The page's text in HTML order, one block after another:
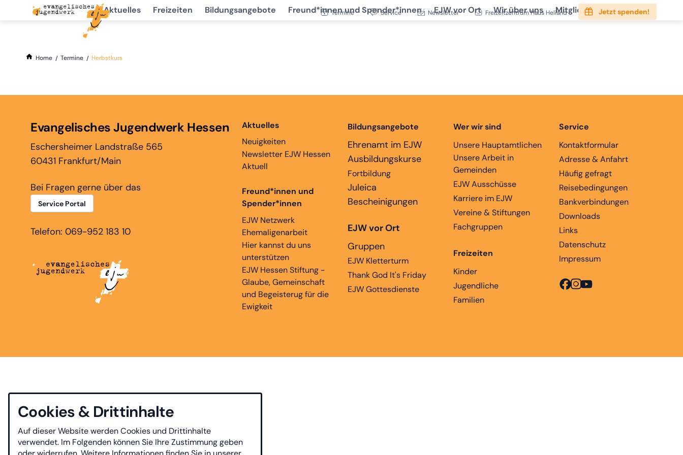
Termine Service Newsletter Freizeitzentrum Haus Heliand Jetzt spenden!
Aktuelles Freizeiten Bildungsangebote Freund*innen und Spender*innen EJW vor Ort Wir über uns Mitgliedschaft Service
Home Termine Herbstkurs
Evangelisches Jugendwerk Hessen
Eschersheimer Landstraße 565
60431 Frankfurt/Main
Bei Fragen gerne über das
Service Portal
Telefon: 069-952 183 10
Aktuelles
Neuigkeiten
Newsletter EJW Hessen
Aktuell
Freund*innen und
Spender*innen
EJW Netzwerk
Ehemaligenarbeit
Hier kannst du uns
unterstützen
EJW Hessen Stiftung -
Glaube, Gemeinschaft
und Begeisterug für die
Ewigkeit
Bildungsangebote
Ehrenamt im EJW
Ausbildungskurse
Fortbildung
Juleica
Bescheinigungen
EJW vor Ort
Gruppen
EJW Kletterturm
Thank God It's Friday
EJW Gottesdienste
Wer wir sind
Unsere Hauptamtlichen
Unsere Arbeit in
Gemeinden
EJW Ausschüsse
Karriere im EJW
Vereine & Stiftungen
Fachgruppen
Freizeiten
Kinder
Jugendliche
Familien
Service
Kontaktformular
Adresse & Anfahrt
Häufig gefragt
Reisebedingungen
Bankverbindungen
Downloads
Links
Datenschutz
Impressum
Cookies & Drittinhalte
Auf dieser Website werden Cookies und Drittinhalte
verwendet. Im Folgenden können Sie Ihre Zustimmung geben